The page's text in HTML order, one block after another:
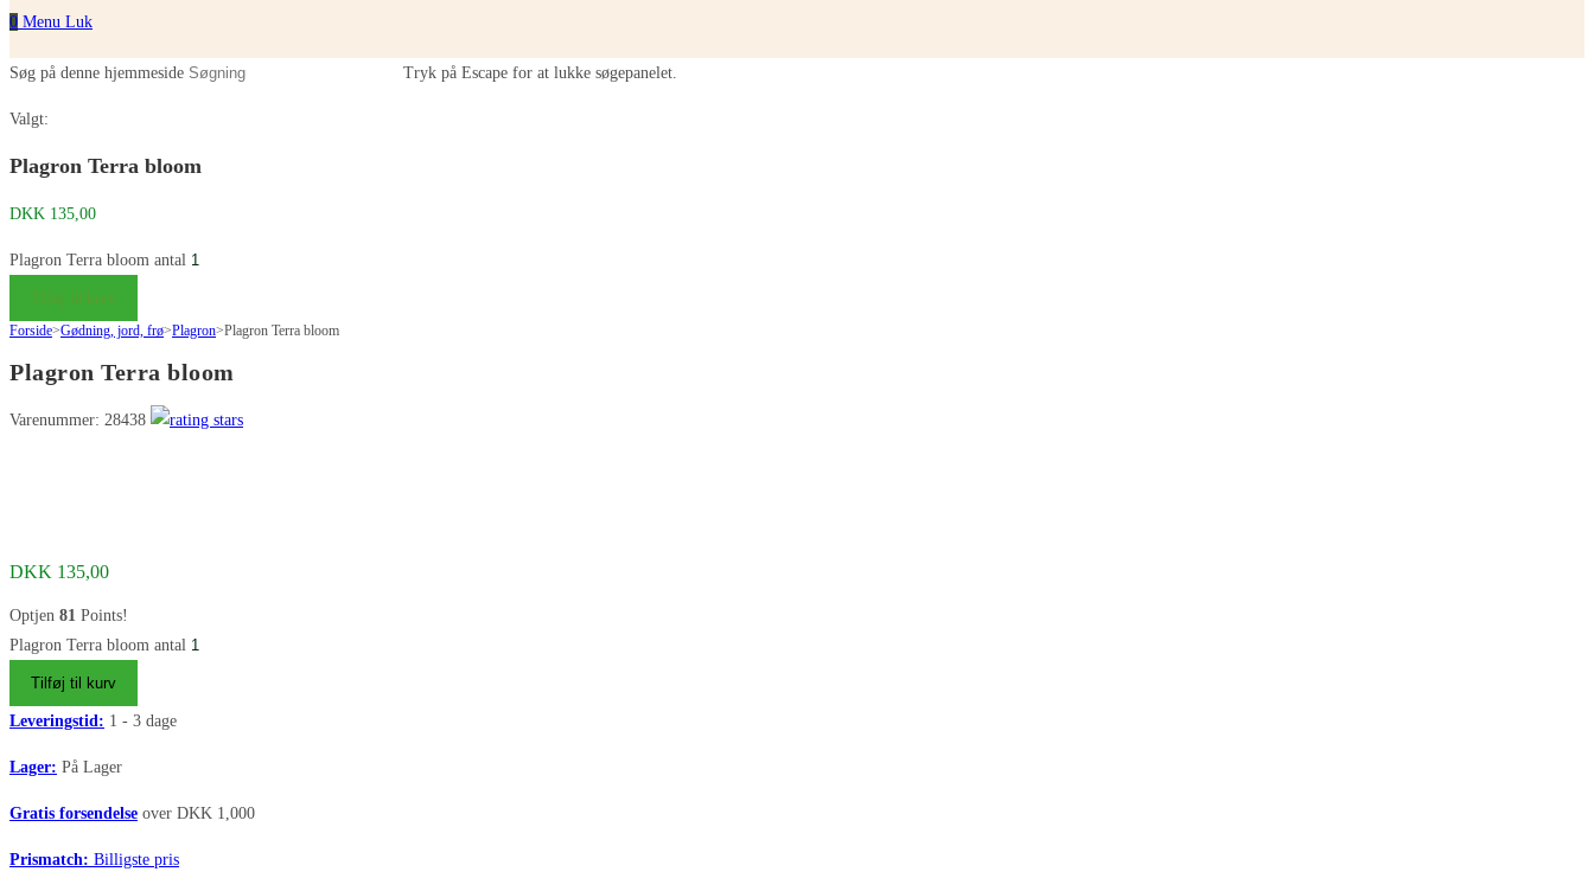
0 Menu Luk
Søg på denne hjemmeside Tryk på Escape for at lukke søgepanelet.
Valgt:
Plagron Terra bloom
DKK 135,00
Plagron Terra bloom antal
Tilføj til kurv
Forside>Gødning, jord, frø>Plagron>Plagron Terra bloom
Plagron Terra bloom
Varenummer: 28438
DKK 135,00
Optjen 81 Points!
Plagron Terra bloom antal
Tilføj til kurv
Leveringstid: 1 - 3 dage
Lager: På Lager
Gratis forsendelse over DKK 1,000
Prismatch: Billigste pris